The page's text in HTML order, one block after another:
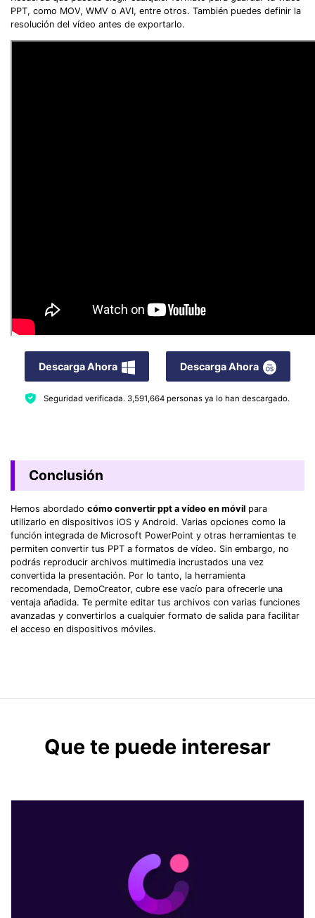
PPT, como MOV, WMV o AVI, entre otros. También puedes definir la
resolución del vídeo antes de exportarlo.
Descarga Ahora Descarga Ahora
Seguridad verificada. 3,591,664personas ya lo han descargado.
Conclusión
Hemos abordado cómo convertir ppt a vídeo en móvil para
utilizarlo en dispositivos iOS y Android. Varias opciones como la
función integrada de Microsoft PowerPoint y otras herramientas te
permiten convertir tus PPT a formatos de vídeo. Sin embargo, no
podrás reproducir archivos multimedia incrustados una vez
convertida la presentación. Por lo tanto, la herramienta
recomendada, DemoCreator, cubre ese vacío para ofrecerle una
ventaja añadida. Te permite editar tus archivos con varias funciones
avanzadas y convertirlos a cualquier formato de salida para facilitar
el acceso en dispositivos móviles.
Que te puede interesar